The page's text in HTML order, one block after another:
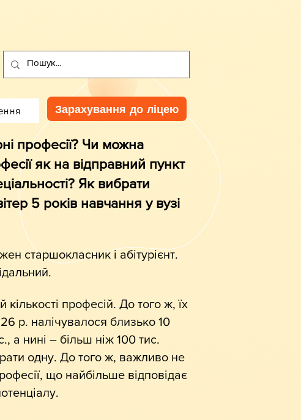
Зарахування до ліцею
професії? Чи можна
як на відправний пункт
Як вибрати
5 років навчання у вузі
старшокласник і абітурієнт.
професій. До того ж, їх
р. налічувалося близько 10
а нині – більш ніж 100 тис.
одну. До того ж, важливо не
що найбільше відповідає